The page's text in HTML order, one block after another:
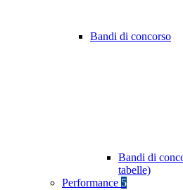
Bandi di concorso
Bandi di
tabelle)
Performance 5